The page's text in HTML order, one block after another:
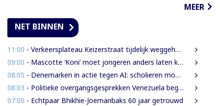
MEER
NET BINNEN
11:00 - Verkeersplateau Keizerstraat tijdelijk weggehaald vanwege chaos rond Domineestraat
09:00 - Mascotte ‘Koni’ moet jongeren anders laten kijken naar Surinaamse houtsector
08:05 - Denemarken in actie tegen AI: scholieren moeten extra mondelinge examens doen
08:03 - Politieke overgangsgesprekken Venezuela beginnen zonder Machado
07:00 - Echtpaar Bhikhie-Joemanbaks 60 jaar getrouwd